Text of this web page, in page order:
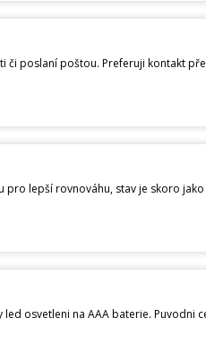
či poslaní poštou. Preferuji kontakt
lepší rovnováhu, stav je skoro